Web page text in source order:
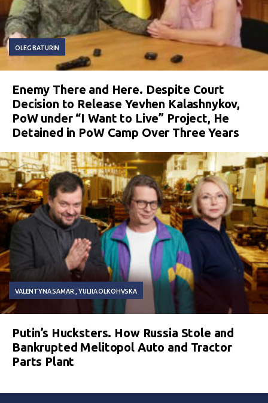
OLEG BATURIN
Enemy There and Here. Despite Court
Decision to Release Yevhen Kalashnykov,
PoW under “I Want to Live” Project, He
Detained in PoW Camp Over Three Years
VALENTYNA SAMAR YULIIA OLKOHVSKA
Putin’s Hucksters. How Russia Stole and
Bankrupted Melitopol Auto and Tractor
Parts Plant